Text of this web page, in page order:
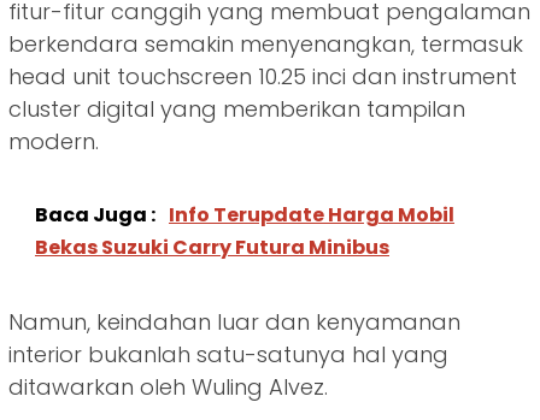
fitur-fitur canggih yang membuat pengalaman
berkendara semakin menyenangkan, termasuk
head unit touchscreen 10.25 inci dan instrument
cluster digital yang memberikan tampilan
modern.
Baca Juga : Info Terupdate Harga Mobil
Bekas Suzuki Carry Futura Minibus
Namun, keindahan luar dan kenyamanan
interior bukanlah satu-satunya hal yang
ditawarkan oleh Wuling Alvez.